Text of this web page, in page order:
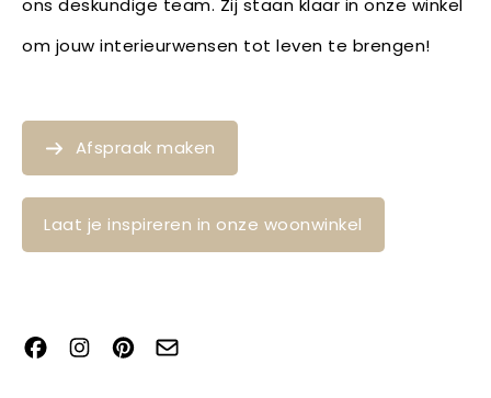
ons deskundige team. Zij staan klaar in onze winkel
om jouw interieurwensen tot leven te brengen!
Afspraak maken
Laat je inspireren in onze woonwinkel